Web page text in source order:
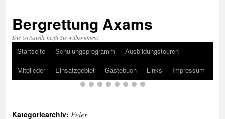
Bergrettung Axams
Die Ortsstelle heißt Sie willkommen!
Zum
Inhalt
Startseite Schulungsprogramm
Ausbildungstouren
Mitglieder
Einsatzgebiet Gästebuch Links Impressum
Kategoriearchiv: Feier